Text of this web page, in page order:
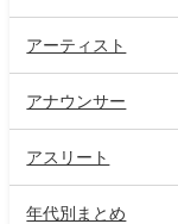
アーティスト
アナウンサー
アスリート
年代別まとめ